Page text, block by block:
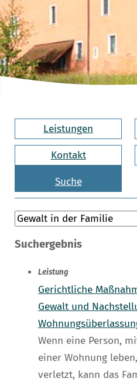
Leistungen
Kontakt
Suche
Suchergebnis
Leistung
Gerichtliche
Gewalt und
Wenn eine Person,
einer Wohnung
verletzt, kann das